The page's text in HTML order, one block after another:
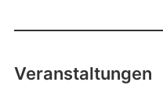
Veranstaltungen